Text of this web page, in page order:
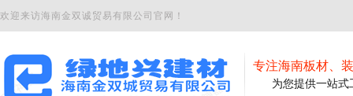
欢迎来访海南金双诚贸易有限公司官网！
专注海南板材、
为您提供一站式